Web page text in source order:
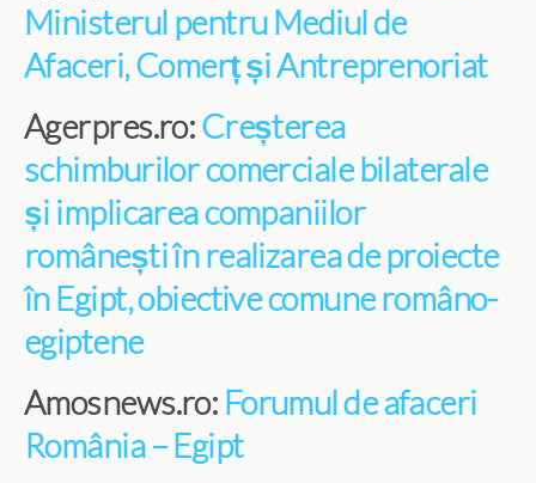
Ministerul pentru Mediul de
Afaceri, Comerț și Antreprenoriat
Agerpres.ro:Creșterea
schimburilor comerciale bilaterale
și implicarea companiilor
românești în realizarea de proiecte
în Egipt, obiective comune româno-
egiptene
Amosnews.ro: Forumul de afaceri
România – Egipt